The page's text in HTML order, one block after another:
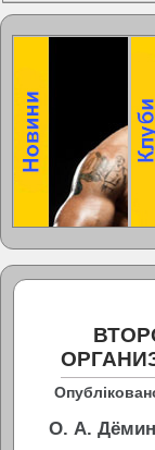
О. А.